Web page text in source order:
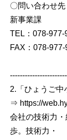
〇問い合わせ先
新事業課
TEL：078-977-
FAX：078-977-
2.「ひょうご中
⇒ https://
会社の技術力
歩。技術力・